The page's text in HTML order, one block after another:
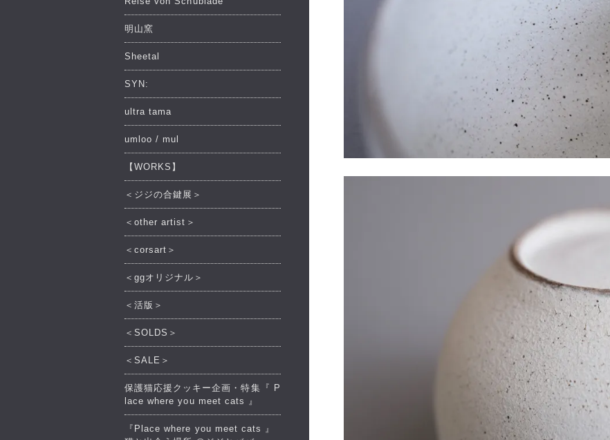
明山窯
Sheetal
SYN:
ultra tama
umloo / mul
【WORKS】
＜ジジの合鍵展＞
＜other artist＞
＜corsart＞
＜ggオリジナル＞
＜活版＞
＜SOLDS＞
＜SALE＞
保護猫応援クッキー企画・特集『 P
lace where you meet cats 』
『Place where you meet cats 』